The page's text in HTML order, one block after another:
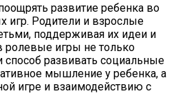
развитие ребенка во
Родители и взрослые
поддерживая их идеи и
ролевые игры не только
способ развивать социальные
мышление у ребенка, а
игре и взаимодействию с